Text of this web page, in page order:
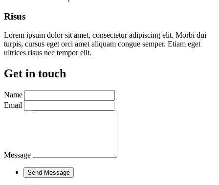
Risus
Lorem ipsum dolor sit amet, consectetur adipiscing elit. Morbi dui
turpis, cursus eget orci amet aliquam congue semper. Etiam eget
ultrices risus nec tempor elit.
Get in touch
Name
Email
Message